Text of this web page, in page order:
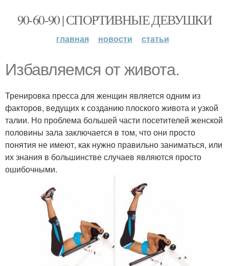
90-60-90 | СПОРТИВНЫЕ ДЕВУШКИ
главная новости статьи
Избавляемся от живота.
Тренировка пресса для женщин является одним из
факторов, ведущих к созданию плоского живота и узкой
талии. Но проблема большей части посетителей женской
половины зала заключается в том, что они просто
понятия не имеют, как нужно правильно заниматься, или
их знания в большинстве случаев являются просто
ошибочными.